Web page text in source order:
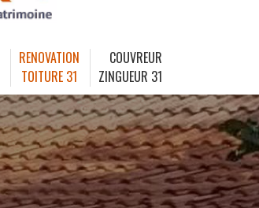
RENOVATION
TOITURE 31
COUVREUR
ZINGUEUR 31